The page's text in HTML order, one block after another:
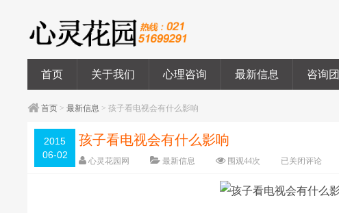
首页 关于我们 心理咨询 最新信息 咨询
首页 >最新信息 > 孩子看电视会有什么影响
2015
06-02
孩子看电视会有什么影响
心灵花园网 最新信息 围观44次 已关闭评论